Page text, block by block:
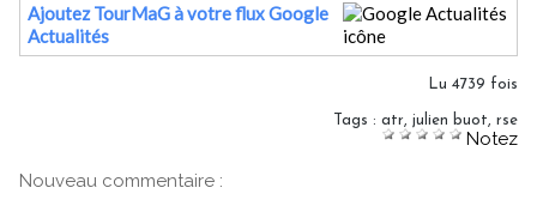
Ajoutez TourMaG à votre flux Google
Actualités
Lu 4739 fois
Tags : atr julien buot rse
Notez
Nouveau commentaire :